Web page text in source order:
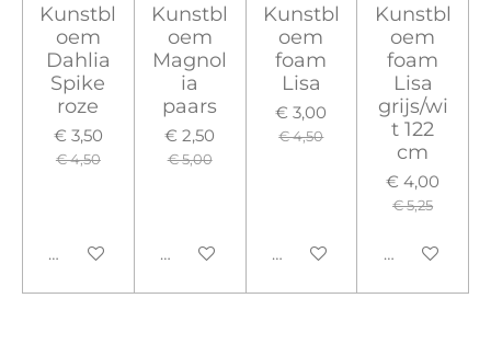
Kunstbl
oem
Dahlia
Spike
roze
€ 3,50
€ 4,50
In winkelwagen
Kunstbl
oem
Magnol
ia
paars
€ 2,50
€ 5,00
In winkelwagen
Kunstbl
oem
foam
Lisa
€ 3,00
€ 4,50
In winkelwagen
Kunstbl
oem
foam
Lisa
grijs/wi
t 122
cm
€ 4,00
€ 5,25
Houd mij op